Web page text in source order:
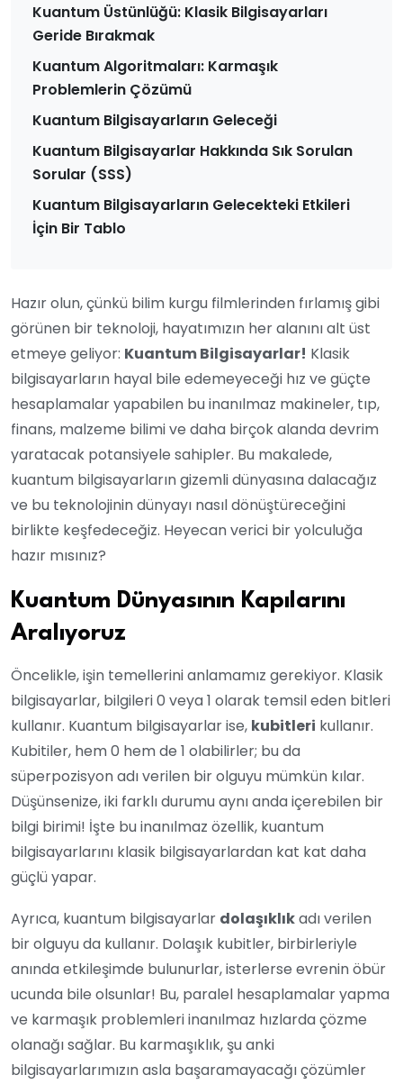
Kuantum Üstünlüğü: Klasik Bilgisayarları
Geride Bırakmak
Kuantum Algoritmaları: Karmaşık
Problemlerin Çözümü
Kuantum Bilgisayarların Geleceği
Kuantum Bilgisayarlar Hakkında Sık Sorulan
Sorular (SSS)
Kuantum Bilgisayarların Gelecekteki Etkileri
İçin Bir Tablo
Hazır olun, çünkü bilim kurgu filmlerinden fırlamış gibi
görünen bir teknoloji, hayatımızın her alanını alt üst
etmeye geliyor: Kuantum Bilgisayarlar! Klasik
bilgisayarların hayal bile edemeyeceği hız ve güçte
hesaplamalar yapabilen bu inanılmaz makineler, tıp,
finans, malzeme bilimi ve daha birçok alanda devrim
yaratacak potansiyele sahipler. Bu makalede,
kuantum bilgisayarların gizemli dünyasına dalacağız
ve bu teknolojinin dünyayı nasıl dönüştüreceğini
birlikte keşfedeceğiz. Heyecan verici bir yolculuğa
hazır mısınız?
Kuantum Dünyasının Kapılarını
Aralıyoruz
Öncelikle, işin temellerini anlamamız gerekiyor. Klasik
bilgisayarlar, bilgileri 0 veya 1 olarak temsil eden bitleri
kullanır. Kuantum bilgisayarlar ise, kubitleri kullanır.
Kubitiler, hem 0 hem de 1 olabilirler; bu da
süperpozisyon adı verilen bir olguyu mümkün kılar.
Düşünsenize, iki farklı durumu aynı anda içerebilen bir
bilgi birimi! İşte bu inanılmaz özellik, kuantum
bilgisayarlarını klasik bilgisayarlardan kat kat daha
güçlü yapar.
Ayrıca, kuantum bilgisayarlar dolaşıklıkadı verilen
bir olguyu da kullanır. Dolaşık kubitler, birbirleriyle
anında etkileşimde bulunurlar, isterlerse evrenin öbür
ucunda bile olsunlar! Bu, paralel hesaplamalar yapma
ve karmaşık problemleri inanılmaz hızlarda çözme
olanağı sağlar. Bu karmaşıklık, şu anki
bilgisayarlarımızın asla başaramayacağı çözümler